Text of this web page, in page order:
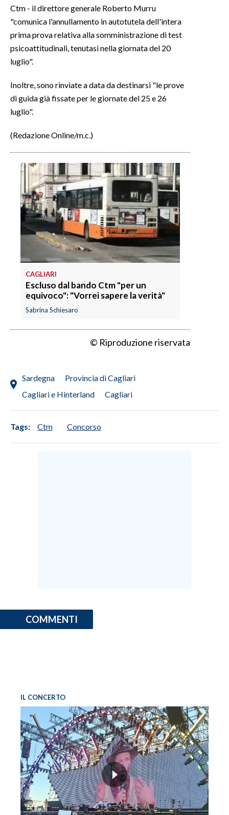
SARDI NEL MONDO
NOTIZIE
EVENTI
3 MINUTI CON
ABBONATI
ANNUNCI
NECROLOGI
PUBBLICITÀ
SPIAGGE
Ctm - il direttore generale Roberto Murru
"comunica l'annullamento in autotutela dell'intera
prima prova relativa alla somministrazione di test
psicoattitudinali, tenutasi nella giornata del 20
luglio".
Inoltre, sono rinviate a data da destinarsi "le prove
di guida già fissate per le giornate del 25 e 26
luglio".
(Redazione Online/m.c.)
CAGLIARI
Escluso dal bando Ctm "per un
equivoco": "Vorrei sapere la verità"
Sabrina Schiesaro
© Riproduzione riservata
Sardegna
Provincia di Cagliari
Cagliari e Hinterland
Cagliari
Tags: Ctm Concorso
COMMENTI
IL CONCERTO